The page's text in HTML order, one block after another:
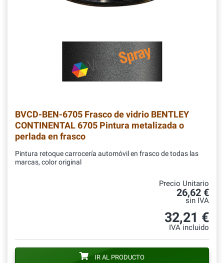
BVCD-BEN-6705 Frasco de vidrio BENTLEY
CONTINENTAL 6705 Pintura metalizada o
perlada en frasco
Pintura retoque carrocería automóvil en frasco de todas las
marcas, color original
Precio Unitario
26,62 €
sin IVA
32,21 €
IVA incluido
IR AL PRODUCTO